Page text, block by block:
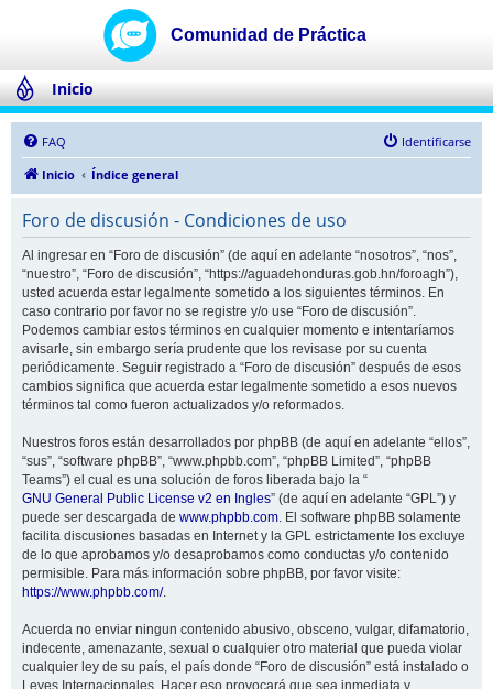
Inicio
FAQ
Identificarse
Inicio
Índice general
Foro de discusión - Condiciones de uso
Al ingresar en “Foro de discusión” (de aquí en adelante “nosotros”, “nos”,
“nuestro”, “Foro de discusión”, “https://aguadehonduras.gob.hn/foroagh”),
usted acuerda estar legalmente sometido a los siguientes términos. En
caso contrario por favor no se registre y/o use “Foro de discusión”.
Podemos cambiar estos términos en cualquier momento e intentaríamos
avisarle, sin embargo sería prudente que los revisase por su cuenta
periódicamente. Seguir registrado a “Foro de discusión” después de esos
cambios significa que acuerda estar legalmente sometido a esos nuevos
términos tal como fueron actualizados y/o reformados.
Nuestros foros están desarrollados por phpBB (de aquí en adelante “ellos”,
“sus”, “software phpBB”, “www.phpbb.com”, “phpBB Limited”, “phpBB
Teams”) el cual es una solución de foros liberada bajo la “
GNU General Public License v2 en Ingles” (de aquí en adelante “GPL”) y
puede ser descargada de www.phpbb.com. El software phpBB solamente
facilita discusiones basadas en Internet y la GPL estrictamente los excluye
de lo que aprobamos y/o desaprobamos como conductas y/o contenido
permisible. Para más información sobre phpBB, por favor visite:
https://www.phpbb.com/.
Acuerda no enviar ningun contenido abusivo, obsceno, vulgar, difamatorio,
indecente, amenazante, sexual o cualquier otro material que pueda violar
cualquier ley de su país, el país donde “Foro de discusión” está instalado o
Leyes Internacionales. Hacer eso provocará que sea inmediata y